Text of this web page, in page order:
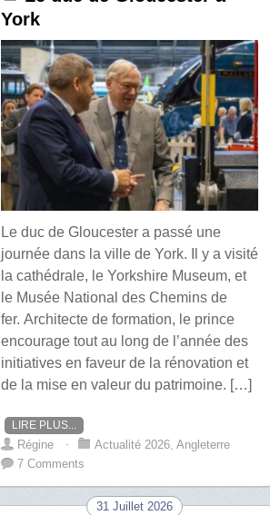
York
Le duc de Gloucester a passé une
journée dans la ville de York. Il y a visité
la cathédrale, le Yorkshire Museum, et
le Musée National des Chemins de
fer. Architecte de formation, le prince
encourage tout au long de l’année des
initiatives en faveur de la rénovation et
de la mise en valeur du patrimoine. […]
LIRE PLUS...
Régine ⋅ Actualité 2026, Angleterre
7 Comments
31 Juillet 2026